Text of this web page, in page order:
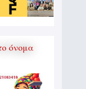
όνομα